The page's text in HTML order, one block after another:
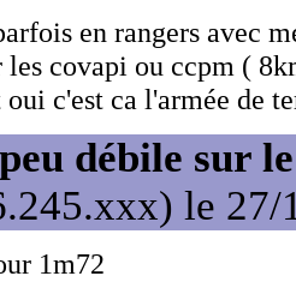
en rangers avec
covapi ou ccpm (
c'est ca l'armée de
débile sur
le 27/
1m72